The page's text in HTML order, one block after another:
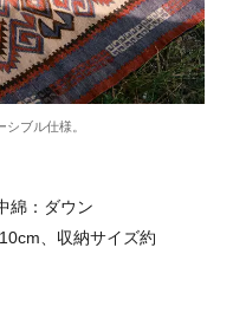
ブル仕様。
綿：ダウン
、収納サイズ約